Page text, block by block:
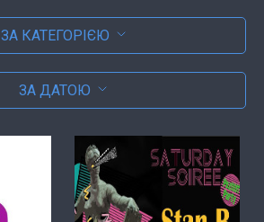
ЗА КАТЕГОРІЄЮ
ЗА ДАТОЮ